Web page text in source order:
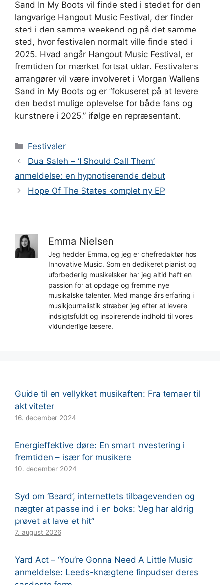
Sand In My Boots vil finde sted i stedet for den
langvarige Hangout Music Festival, der finder
sted i den samme weekend og på det samme
sted, hvor festivalen normalt ville finde sted i
2025. Hvad angår Hangout Music Festival, er
fremtiden for mærket fortsat uklar. Festivalens
arrangører vil være involveret i Morgan Wallens
Sand in My Boots og er “fokuseret på at levere
den bedst mulige oplevelse for både fans og
kunstnere i 2025,” ifølge en repræsentant.
Kategorier
Festivaler
Dua Saleh – ‘I Should Call Them’
anmeldelse: en hypnotiserende debut
Hope Of The States komplet ny EP
Emma Nielsen
Jeg hedder Emma, og jeg er chefredaktør hos
Innovative Music. Som en dedikeret pianist og
uforbederlig musikelsker har jeg altid haft en
passion for at opdage og fremme nye
musikalske talenter. Med mange års erfaring i
musikjournalistik stræber jeg efter at levere
indsigtsfuldt og inspirerende indhold til vores
vidunderlige læsere.
Guide til en vellykket musikaften: Fra temaer til
aktiviteter
16. december 2024
Energieffektive døre: En smart investering i
fremtiden – især for musikere
10. december 2024
Syd om ‘Beard’, internettets tilbagevenden og
nægter at passe ind i en boks: “Jeg har aldrig
prøvet at lave et hit”
7. august 2026
Yard Act – ‘You’re Gonna Need A Little Music’
anmeldelse: Leeds-knægtene finpudser deres